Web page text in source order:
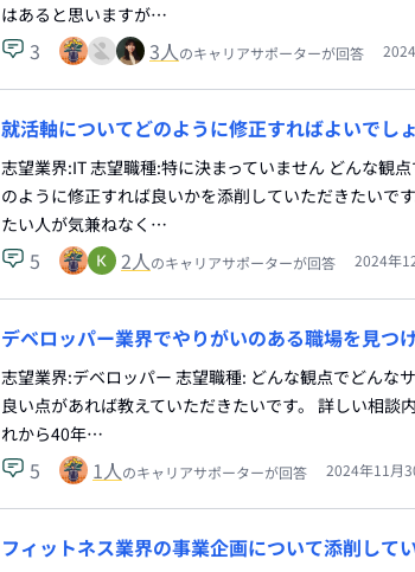
はあると思いますが…
3 3人のキャリアサポーターが回答
就活軸についてどのように修正すればよいでし
志望業界:IT 志望職種:特に決まっていません どんな観
のように修正すれば良いかを添削していただきたいで
たい人が気兼ねなく…
5 2人のキャリアサポーターが回答 2024年
デベロッパー業界でやりがいのある職場を見つ
志望業界:デベロッパー 志望職種: どんな観点でどんな
良い点があれば教えていただきたいです。 詳しい相
れから40年…
5 1人のキャリアサポーターが回答 2024年11月
フィットネス業界の事業企画について添削して